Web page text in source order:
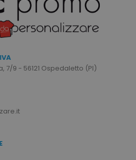
7/9 - 56121 Ospedaletto (PI)
del sito web come
e la gestione dell'account.
Provider